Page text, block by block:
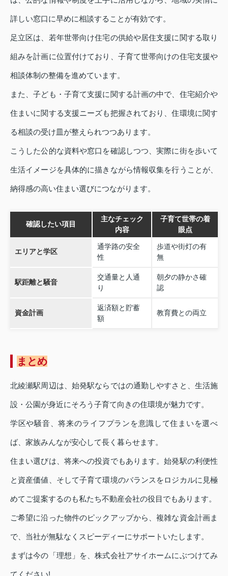
詳しい窓口に早めに相談することが有効です。
足立区は、若年世帯向け住宅の供給や居住支援に関する取り
組みを計画に位置付けており、子育て世帯向けの住宅支援や
相談体制の整備を進めています。
また、子ども・子育て支援に関する計画の中で、住宅紹介や
住まいに関する支援ニーズも把握されており、住環境に関す
る相談の受け皿が整えられつつあります。
こうした公的な資料や窓口を確認しつつ、実際に街を歩いて
生活イメージを具体的に描きながら情報収集を行うことが、
納得感の高い住まい選びにつながります。
確認したい項目
主なチェック
内容
子育て世帯の着
眼点
エリアと学区
通学路の安全
性
歩道や街灯の有
無
駅距離と騒音
交通量と人通
り
朝夕の静かさ確
認
資金計画
返済額と貯蓄
額
教育費との両立
まとめ
北綾瀬駅周辺は、始発駅ならではの通勤しやすさと、生活施
設・公園が身近にそろう子育て向きの住環境が魅力です。
学区や騒音、将来のライフプランを意識して住まいを選べ
ば、家族みんなが安心して長く暮らせます。
住まい選びは、将来への投資でもあります。始発駅の利便性
と資産価値、そして子育て環境のバランスをロジカルに見極
めてご提案するのも私たち不動産会社の役目でもあります。
ご希望に沿った物件のピックアップから、複雑な資金計画ま
で、当社が無駄なくスピーディーにサポートいたします。
まずは今の「理想」を、株式会社アサイホームにぶつけてみ
てください!